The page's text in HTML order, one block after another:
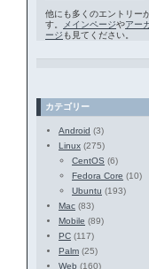
他にも多くのエントリー
す。
メインページやアー
ージ も見てください。
カテゴリー
Android (3)
Linux (275)
CentOS (6)
Fedora Core (10)
Ubuntu (193)
Mac (83)
Mobile (89)
PC (117)
Palm (25)
Web (160)